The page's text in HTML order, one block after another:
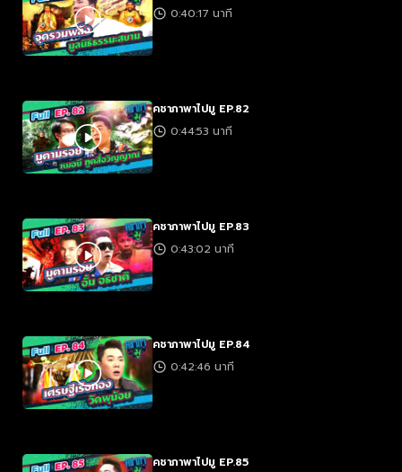
0:40:17 นาที
คชาภาพาไปมู EP.82
0:44:53 นาที
คชาภาพาไปมู EP.83
0:43:02 นาที
คชาภาพาไปมู EP.84
0:42:46 นาที
คชาภาพาไปมู EP.85